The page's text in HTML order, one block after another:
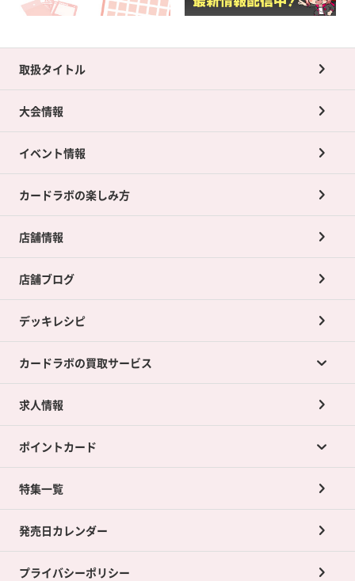
取扱タイトル
大会情報
イベント情報
カードラボの楽しみ方
店舗情報
店舗ブログ
デッキレシピ
カードラボの買取サービス
カードラボの買取サービスTOP
店舗買取について
ネット買取について
買取承諾書について
求人情報
ポイントカード
ポイントカードTOP
ポイント交換景品
特集一覧
発売日カレンダー
プライバシーポリシー